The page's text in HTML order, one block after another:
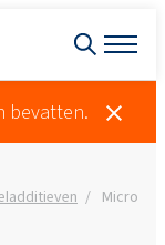
bevatten.